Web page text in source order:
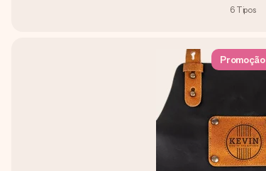
6 Tipos
Promoção